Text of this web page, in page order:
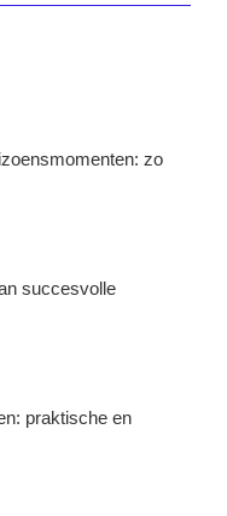
zo
succesvolle
praktische en